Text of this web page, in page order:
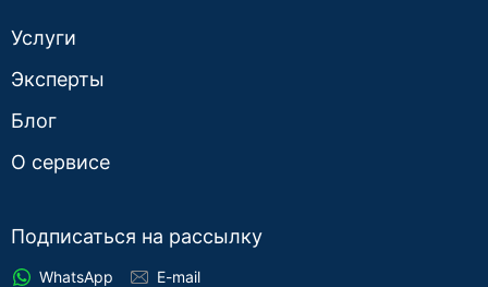
Услуги
Эксперты
Блог
О сервисе
Подписаться на рассылку
WhatsApp E-mail